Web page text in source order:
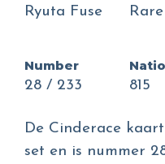
Ryuta Fuse
Number
28 / 233
815
De Cinderace
set en is nummer